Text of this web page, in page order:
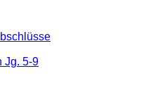
Jg. 5-9